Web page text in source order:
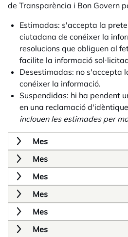
de Transparència i Bon Govern
Estimadas: s'accepta la
ciutadana de conéixer la
resolucions que obliguen al
facilite la informació
Desestimadas: no s'accepta
conéixer la informació.
Suspendidas: hi ha pendent
en una reclamació
inclouen les estimades per
Mes
Mes
Mes
Mes
Mes
Mes